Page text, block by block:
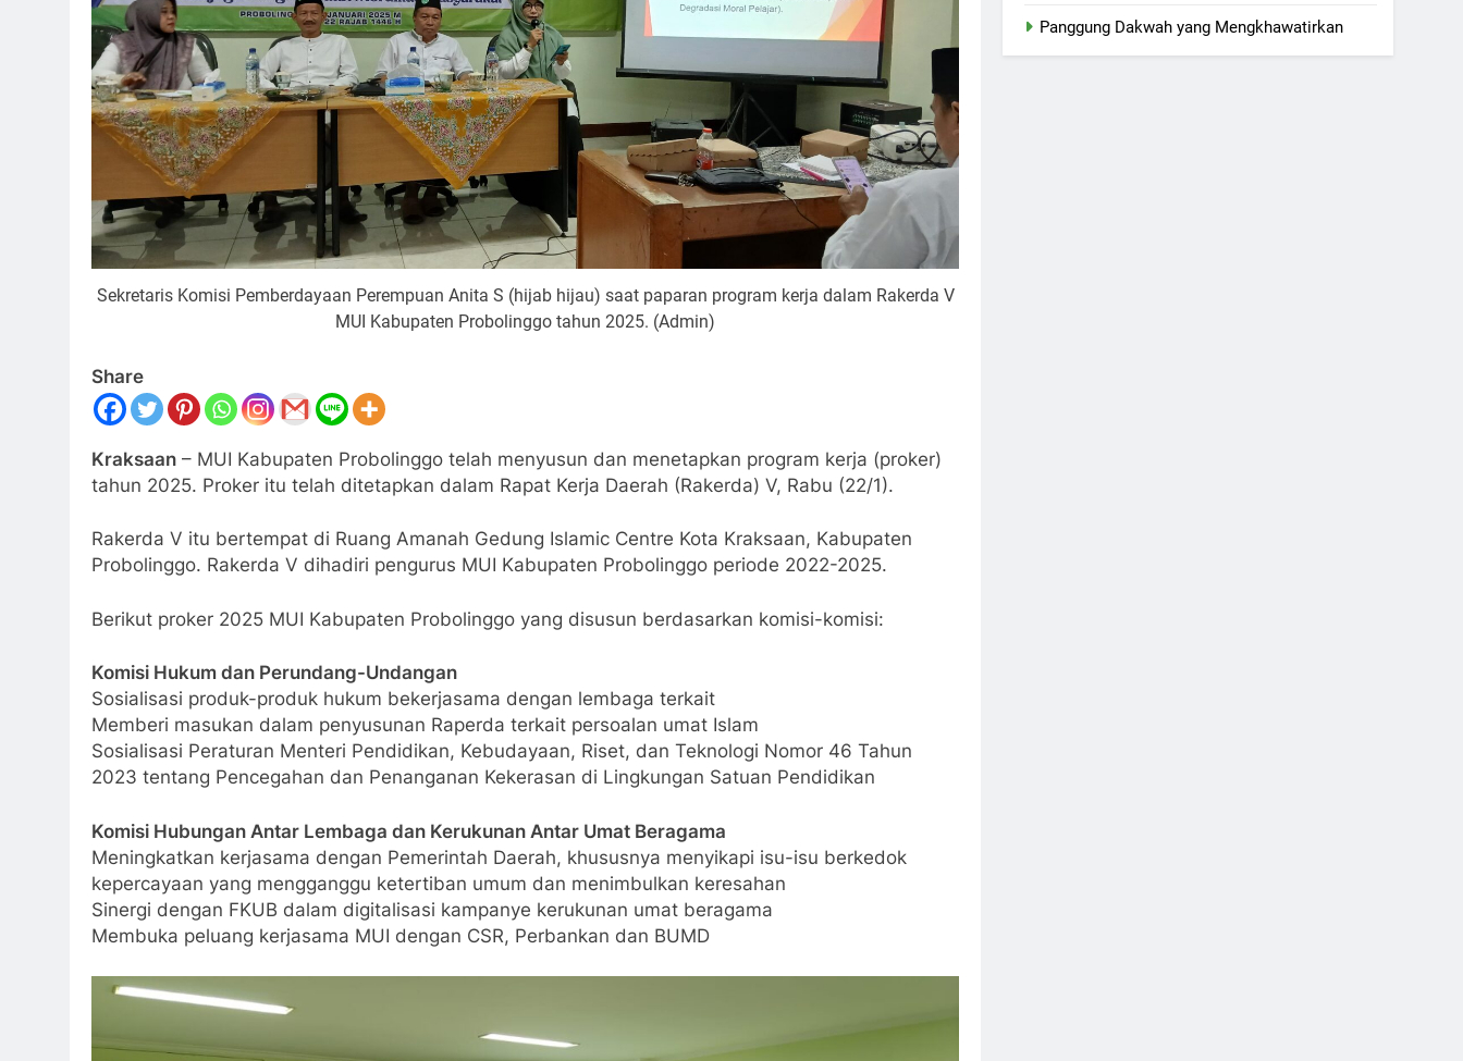
Sekretaris Komisi Pemberdayaan Perempuan Anita S (hijab hijau) saat paparan program kerja dalam Rakerda V
MUI Kabupaten Probolinggo tahun 2025. (Admin)
Share
Kraksaan – MUI Kabupaten Probolinggo telah menyusun dan menetapkan program kerja (proker)
tahun 2025. Proker itu telah ditetapkan dalam Rapat Kerja Daerah (Rakerda) V, Rabu (22/1).
Rakerda V itu bertempat di Ruang Amanah Gedung Islamic Centre Kota Kraksaan, Kabupaten
Probolinggo. Rakerda V dihadiri pengurus MUI Kabupaten Probolinggo periode 2022-2025.
Berikut proker 2025 MUI Kabupaten Probolinggo yang disusun berdasarkan komisi-komisi:
Komisi Hukum dan Perundang-Undangan
Sosialisasi produk-produk hukum bekerjasama dengan lembaga terkait
Memberi masukan dalam penyusunan Raperda terkait persoalan umat Islam
Sosialisasi Peraturan Menteri Pendidikan, Kebudayaan, Riset, dan Teknologi Nomor 46 Tahun
2023 tentang Pencegahan dan Penanganan Kekerasan di Lingkungan Satuan Pendidikan
Komisi Hubungan Antar Lembaga dan Kerukunan Antar Umat Beragama
Meningkatkan kerjasama dengan Pemerintah Daerah, khususnya menyikapi isu-isu berkedok
kepercayaan yang mengganggu ketertiban umum dan menimbulkan keresahan
Sinergi dengan FKUB dalam digitalisasi kampanye kerukunan umat beragama
Membuka peluang kerjasama MUI dengan CSR, Perbankan dan BUMD
Panggung Dakwah yang Mengkhawatirkan